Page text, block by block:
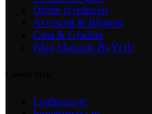
Oferte si reduceri
Accesorii & Bijuterii
Casa & Gradina
Blog Magazin ByYOU
Logheaza-te